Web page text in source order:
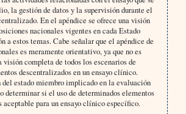
la gestión de datos y la supervisión durante el
En el apéndice se ofrece una visión
nacionales vigentes en cada Estado
a estos temas. Cabe señalar que el apéndice de
es meramente orientativo, ya que no es
completa de todos los escenarios de
descentralizados en un ensayo clínico.
del estado miembro implicado en la evaluación
determinar si el uso de determinados elementos
aceptable para un ensayo clínico específico.